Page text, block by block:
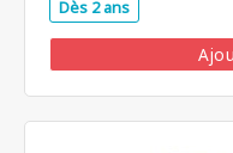
Dès 2 ans